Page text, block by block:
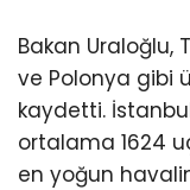
Bakan Uraloğlu,
ve Polonya gibi
kaydetti.
ortalama 1624
en yoğun